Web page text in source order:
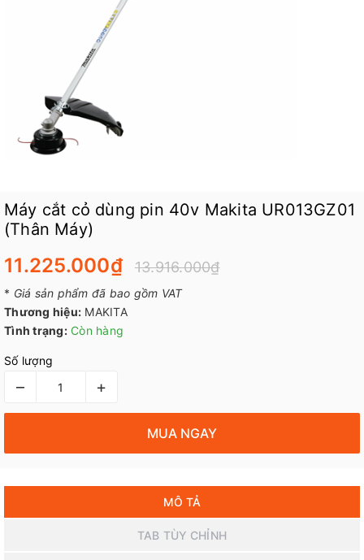
Máy cắt cỏ dùng pin 40v Makita UR013GZ01
(Thân Máy)
11.225.000₫ 13.916.000₫
* Giá sản phẩm đã bao gồm VAT
Thương hiệu: MAKITA
Tình trạng: Còn hàng
Số lượng
– +
MUA NGAY
MÔ TẢ
TAB TÙY CHỈNH